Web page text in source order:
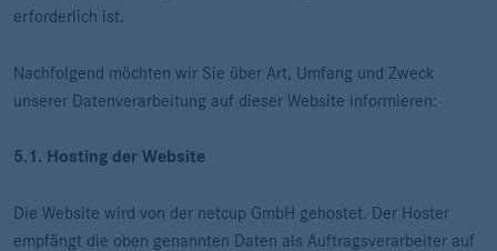
erforderlich ist.
Nachfolgend möchten wir Sie über Art, Umfang und Zweck
unserer Datenverarbeitung auf dieser Website informieren:
5.1. Hosting der Website
Die Website wird von der netcup GmbH gehostet. Der Hoster
empfängt die oben genannten Daten als Auftragsverarbeiter auf